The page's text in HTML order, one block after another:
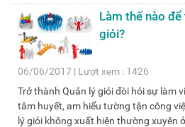
Làm thế nào
giỏi?
06/06/2017 | Lượt xem : 1426
Trở thành Quản lý giỏi đòi hỏi sự làm
tâm huyết, am hiểu tường tận công
lý giỏi không xuất hiện thường xuyên